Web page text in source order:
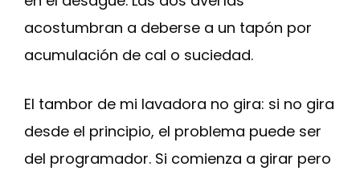
acostumbran a deberse a un tapón por
acumulación de cal o suciedad.
El tambor de mi lavadora no gira: si no gira
desde el principio, el problema puede ser
del programador. Si comienza a girar pero